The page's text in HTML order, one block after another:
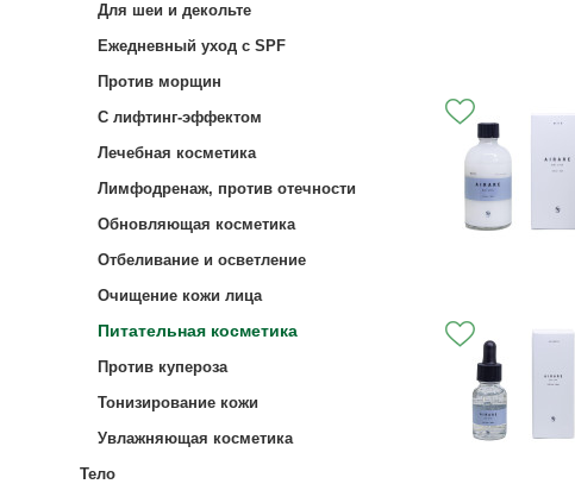
Для шеи и декольте
Ежедневный уход с SPF
Против морщин
С лифтинг-эффектом
Лечебная косметика
Лимфодренаж, против отечности
Обновляющая косметика
Отбеливание и осветление
Очищение кожи лица
Питательная косметика
Против купероза
Тонизирование кожи
Увлажняющая косметика
Тело